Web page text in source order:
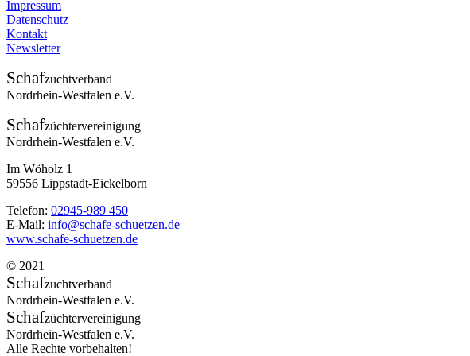
Impressum
Datenschutz
Kontakt
Newsletter
Schafzuchtverband
Nordrhein-Westfalen e.V.
Schafzüchtervereinigung
Nordrhein-Westfalen e.V.
Im Wöholz 1
59556 Lippstadt-Eickelborn
Telefon: 02945-989 450
E-Mail: info@schafe-schuetzen.de
www.schafe-schuetzen.de
© 2021
Schafzuchtverband
Nordrhein-Westfalen e.V.
Schafzüchtervereinigung
Nordrhein-Westfalen e.V.
Alle Rechte vorbehalten!